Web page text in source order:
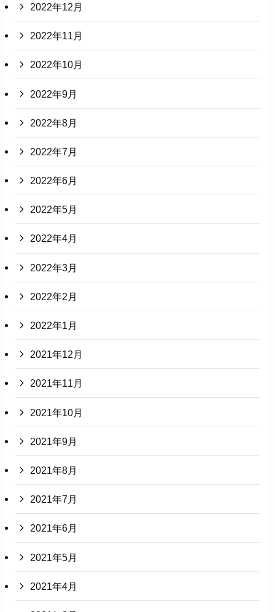
2022年12月
2022年11月
2022年10月
2022年9月
2022年8月
2022年7月
2022年6月
2022年5月
2022年4月
2022年3月
2022年2月
2022年1月
2021年12月
2021年11月
2021年10月
2021年9月
2021年8月
2021年7月
2021年6月
2021年5月
2021年4月